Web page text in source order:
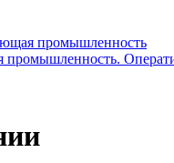
промышленность
промышленность.